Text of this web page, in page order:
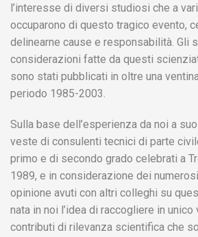
l’interesse di diversi studiosi che a
occuparono di questo tragico evento,
delinearne cause e responsabilità. Gli
considerazioni fatte da questi
sono stati pubblicati in oltre una
periodo 1985-2003.
Sulla base dell’esperienza da noi a
veste di consulenti tecnici di parte
primo e di secondo grado celebrati a
1989, e in considerazione dei
opinione avuti con altri colleghi su
nata in noi l’idea di raccogliere in
contributi di rilevanza scientifica che